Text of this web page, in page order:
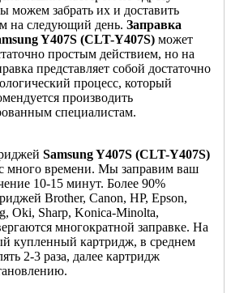
можем забрать их и доставить
на следующий день. Заправка
Y407S (CLT-Y407S) может
простым действием, но на
представляет собой достаточно
процесс, который
производить
специалистам.
Samsung Y407S (CLT-Y407S)
много времени. Мы заправим ваш
10-15 минут. Более 90%
Brother, Canon, HP, Epson,
Oki, Sharp, Konica-Minolta,
многократной заправке. На
купленный картридж, в среднем
2-3 раза, далее картридж